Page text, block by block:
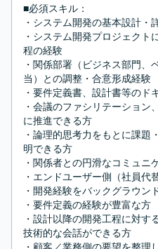
■必須スキル：
・システム開発の基本設計・
・システム開発プロジェク
程の経験
・関係部署（ビジネス部門、
当）との調整・合意形成経験
・要件定義書、設計書等のド
・会議のファシリテーショ
に推進できる方
・論理的思考力をもとに課
明できる方
・関係者との円滑なコミュニ
・エンドユーザー側（社員代
・開発経験をバックグラウン
・要件定義の経験が豊富な方
・設計以降の開発工程に対す
技術的な会話ができる方
・顧客／業務側の要望を整